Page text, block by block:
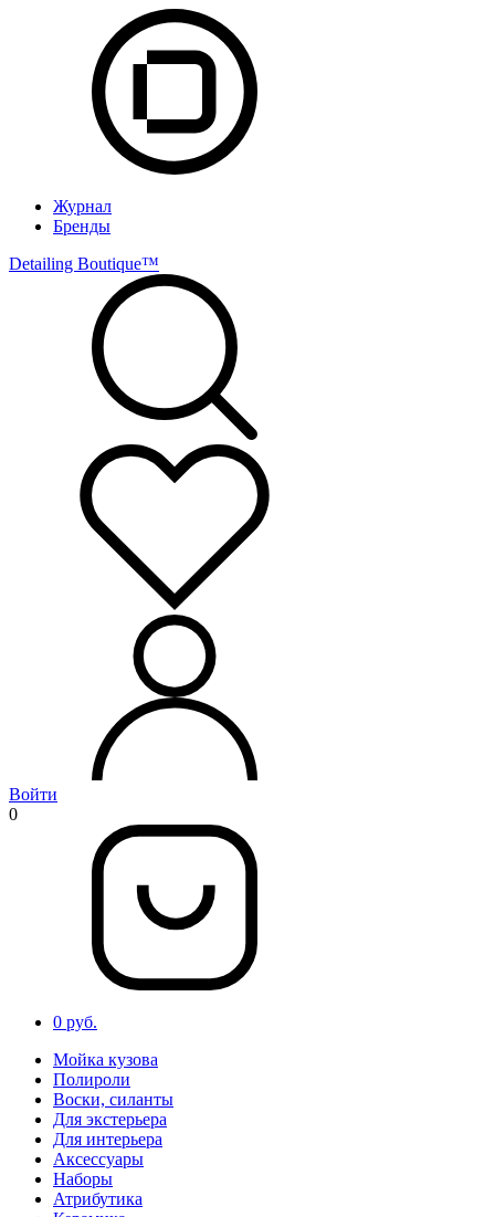
Журнал
Бренды
Detailing Boutique™️
Войти
0
0 руб.
Мойка кузова
Полироли
Воски, силанты
Для экстерьера
Для интерьера
Аксессуары
Наборы
Атрибутика